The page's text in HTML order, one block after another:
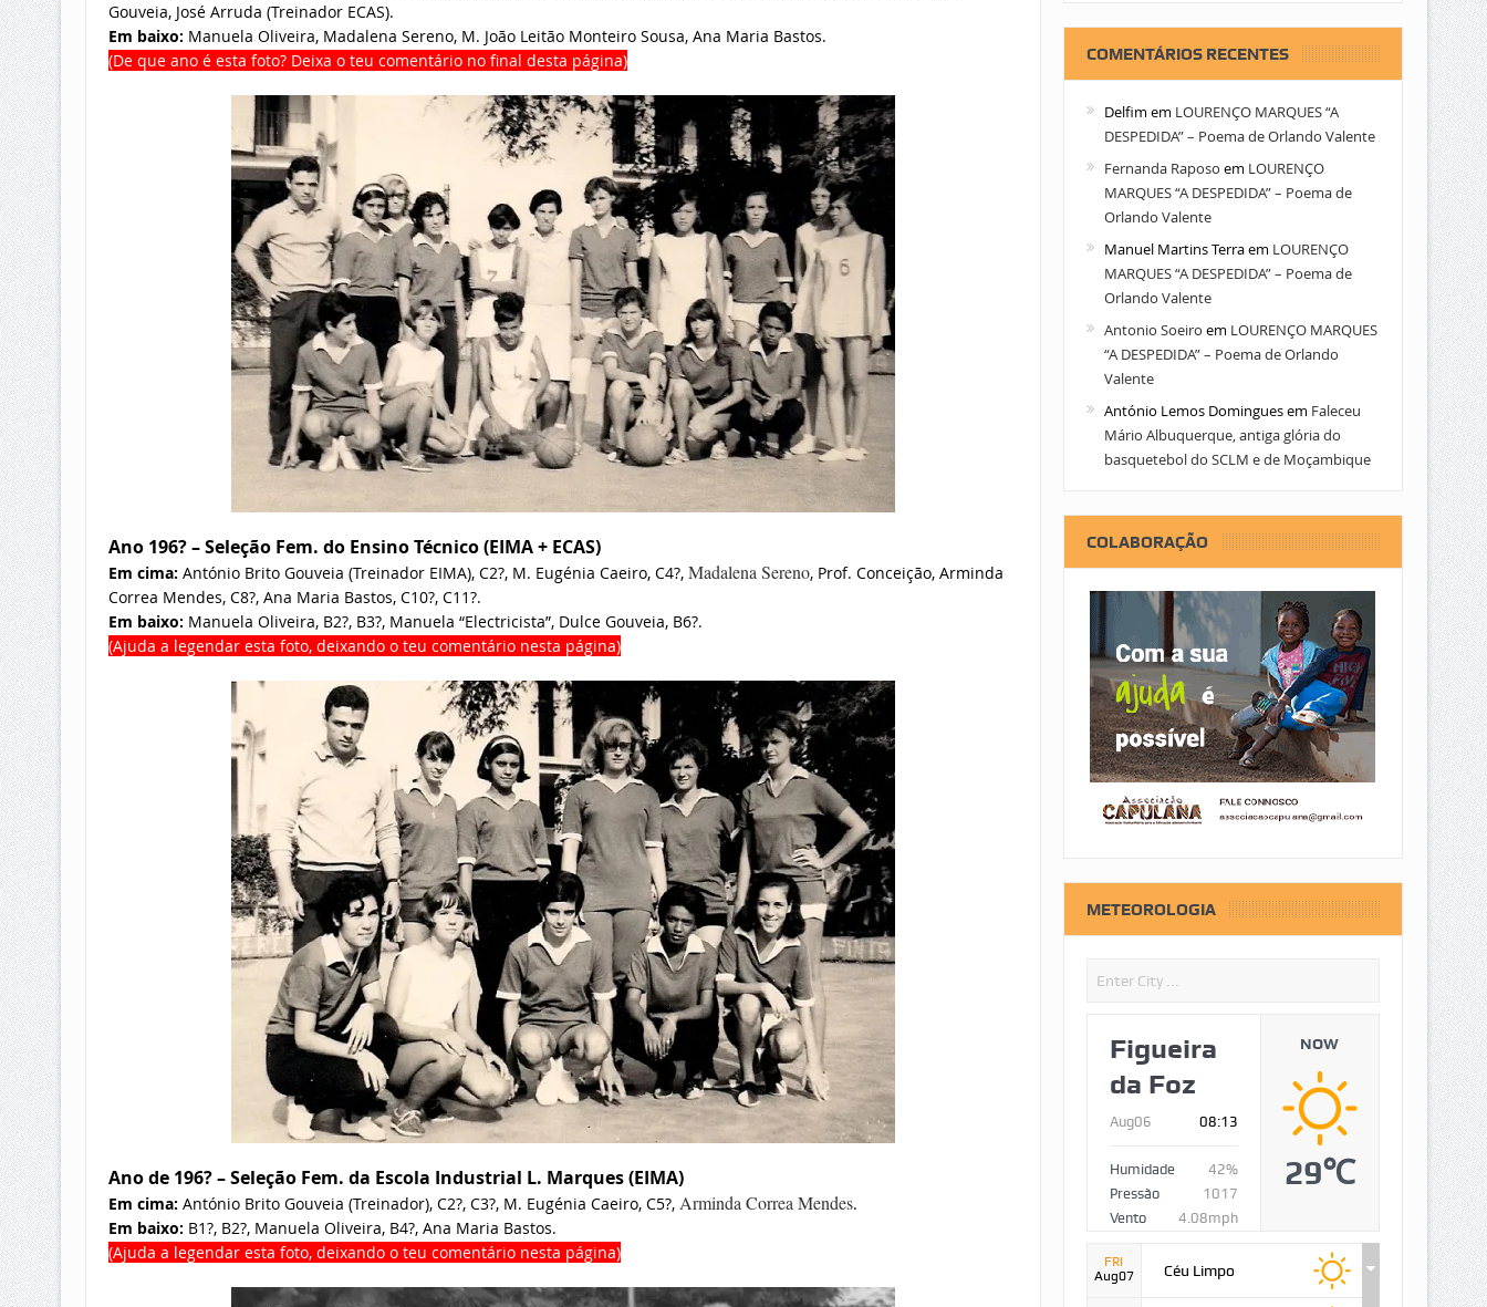
Gouveia, José Arruda (Treinador ECAS).
Em baixo: Manuela Oliveira, Madalena Sereno, M. João Leitão Monteiro Sousa, Ana Maria Bastos.
(De que ano é esta foto? Deixa o teu comentário no final desta página)
Ano 196? – Seleção Fem. do Ensino Técnico (EIMA + ECAS)
Em cima: António Brito Gouveia (Treinador EIMA), C2?, M. Eugénia Caeiro, C4?, Madalena Sereno, Prof. Conceição, Arminda
Correa Mendes, C8?, Ana Maria Bastos, C10?, C11?.
Em baixo: Manuela Oliveira, B2?, B3?, Manuela “Electricista”, Dulce Gouveia, B6?.
(Ajuda a legendar esta foto, deixando o teu comentário nesta página)
Ano de 196? – Seleção Fem. da Escola Industrial L. Marques (EIMA)
Em cima: António Brito Gouveia (Treinador), C2?, C3?, M. Eugénia Caeiro, C5?, Arminda Correa Mendes.
Em baixo: B1?, B2?, Manuela Oliveira, B4?, Ana Maria Bastos.
(Ajuda a legendar esta foto, deixando o teu comentário nesta página)
COMENTÁRIOS RECENTES
Delfim em LOURENÇO MARQUES “A
DESPEDIDA” – Poema de Orlando Valente
Fernanda Raposo em LOURENÇO
MARQUES “A DESPEDIDA” – Poema de
Orlando Valente
Manuel Martins Terraem LOURENÇO
MARQUES “A DESPEDIDA” – Poema de
Orlando Valente
Antonio Soeiro em LOURENÇO MARQUES
“A DESPEDIDA” – Poema de Orlando
Valente
António Lemos Dominguesem Faleceu
Mário Albuquerque, antiga glória do
basquetebol do SCLM e de Moçambique
COLABORAÇÃO
METEOROLOGIA
Figueira
da Foz
Aug06 08:13
Humidade
42%
Pressão
1017
Vento
4.08mph
NOW
29℃
FRI
Aug07
Céu Limpo